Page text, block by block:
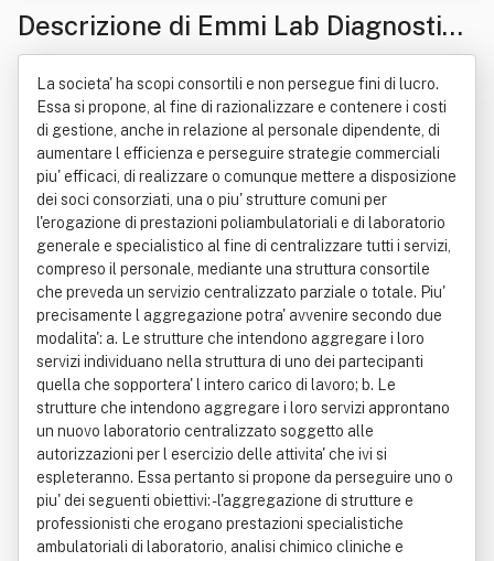
Descrizione di Emmi Lab Diagnostica
- Società Consortile A R.l.
La societa' ha scopi consortili e non persegue fini di lucro.
Essa si propone, al fine di razionalizzare e contenere i costi
di gestione, anche in relazione al personale dipendente, di
aumentare l efficienza e perseguire strategie commerciali
piu' efficaci, di realizzare o comunque mettere a disposizione
dei soci consorziati, una o piu' strutture comuni per
l'erogazione di prestazioni poliambulatoriali e di laboratorio
generale e specialistico al fine di centralizzare tutti i servizi,
compreso il personale, mediante una struttura consortile
che preveda un servizio centralizzato parziale o totale. Piu'
precisamente l aggregazione potra' avvenire secondo due
modalita': a. Le strutture che intendono aggregare i loro
servizi individuano nella struttura di uno dei partecipanti
quella che sopportera' l intero carico di lavoro; b. Le
strutture che intendono aggregare i loro servizi approntano
un nuovo laboratorio centralizzato soggetto alle
autorizzazioni per l esercizio delle attivita' che ivi si
espleteranno. Essa pertanto si propone da perseguire uno o
piu' dei seguenti obiettivi: - l'aggregazione di strutture e
professionisti che erogano prestazioni specialistiche
ambulatoriali di laboratorio, analisi chimico cliniche e